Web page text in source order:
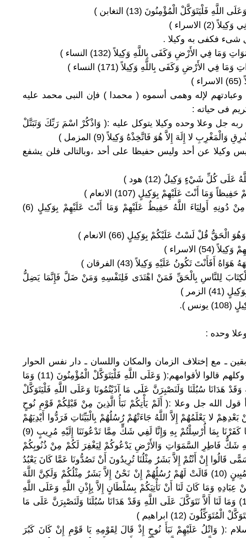
شىء فكفى به وكيلا .
وعبادتهم لإله وهمى أسموه ( محمدا ) فإن النبى محمد عليه
فى حياته :
ربه جل وعلا وحده وكيلا يتوكل عليه :( وَاذْكُرْ اسْمَ رَبِّكَ وَتَبَتَّلْ
وكيلا عن أحد وليس حفيظا على أحد ،وبالتالى فلن يشفع
3 ـ ( وَالَّذِينَ اتَّخَذُوا مِنْ دُونِهِ أَولِيَاءَ اللَّهُ حَفِيظٌ عَلَيْهِمْ وَمَا أَنْتَ عَلَيْهِمْ بِوَكِيلٍ (6)
الْكِتَابَ لِلنَّاسِ بِالْحَقِّ فَمَنْ اهْتَدَى فَلِنَفْسِهِ وَمَنْ ضَلَّ فَإِنَّمَا يَضِلُّ
الزمر )
وحده :
ـ مع إختلاف الزمان والمكان واللسان ـ دار نفس الحوار
بينهم وبين أقوامهم ، وكلهم قالوا لأقوامهم:( وَعَلَى اللَّهِ فَلْيَتَوَكَّلْ الْمُؤْمِنُونَ (11) وَمَا
وَقَدْ هَدَانَا سُبُلَنَا وَلَنَصْبِرَنَّ عَلَى مَا آذَيْتُمُونَا وَعَلَى اللَّهِ فَلْيَتَوَكَّلْ
(12)). إقرأ قول الله جل وعلا :( أَلَمْ يَأْتِكُمْ نَبَأُ الَّذِينَ مِنْ قَبْلِكُمْ قَوْمِ نُوحٍ
لا يَعْلَمُهُمْ إِلاَّ اللَّهُ جَاءَتْهُمْ رُسُلُهُمْ بِالْبَيِّنَاتِ فَرَدُّوا أَيْدِيَهُمْ
فِي أَفْوَاهِهِمْ وَقَالُوا إِنَّا كَفَرْنَا بِمَا أُرْسِلْتُمْ بِهِ وَإِنَّا لَفِي شَكٍّ مِمَّا تَدْعُونَنَا إِلَيْهِ مُرِيبٍ (9)
شَكٌّ فَاطِرِ السَّمَوَاتِ وَالأَرْضِ يَدْعُوكُمْ لِيَغْفِرَ لَكُمْ مِنْ ذُنُوبِكُمْ
قَالُوا إِنْ أَنْتُمْ إِلاَّ بَشَرٌ مِثْلُنَا تُرِيدُونَ أَنْ تَصُدُّونَا عَمَّا كَانَ يَعْبُدُ
آبَاؤُنَا فَأْتُونَا بِسُلْطَانٍ مُبِينٍ (10) قَالَتْ لَهُمْ رُسُلُهُمْ إِنْ نَحْنُ إِلاَّ بَشَرٌ مِثْلُكُمْ وَلَكِنَّ اللَّهَ
وَمَا كَانَ لَنَا أَنْ نَأْتِيَكُمْ بِسُلْطَانٍ إِلاَّ بِإِذْنِ اللَّهِ وَعَلَى اللَّهِ
فَلْيَتَوَكَّلْ الْمُؤْمِنُونَ (11) وَمَا لَنَا أَلاَّ نَتَوَكَّلَ عَلَى اللَّهِ وَقَدْ هَدَانَا سُبُلَنَا وَلَنَصْبِرَنَّ عَلَى مَا
(12) ابراهيم )
:( وَاتْلُ عَلَيْهِمْ نَبَأَ نُوحٍ إِذْ قَالَ لِقَوْمِهِ يَا قَوْمِ إِنْ كَانَ كَبُرَ